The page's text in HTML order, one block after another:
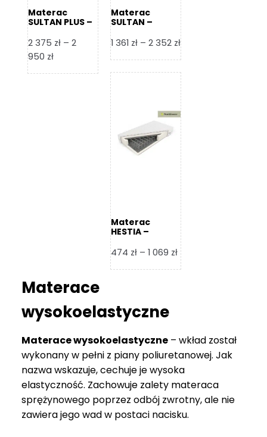
Materac
SULTAN PLUS –
2 375 zł – 2
950 złZakres
Materac
SULTAN –
1 361 zł – 2 352 złZakres
cen:
od
1
361 zł
do
2
352 zł
Materac
HESTIA –
474 zł – 1 069 złZakres
cen:
069 zł
Materace
wysokoelastyczne
Materace wysokoelastyczne – wkład został
wykonany w pełni z piany poliuretanowej. Jak
nazwa wskazuje, cechuje je wysoka
elastyczność. Zachowuje zalety materaca
sprężynowego poprzez odbój zwrotny, ale nie
zawiera jego wad w postaci nacisku.